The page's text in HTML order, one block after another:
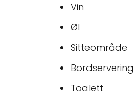
Vin
Øl
Sitteområde
Bordservering
Toalett